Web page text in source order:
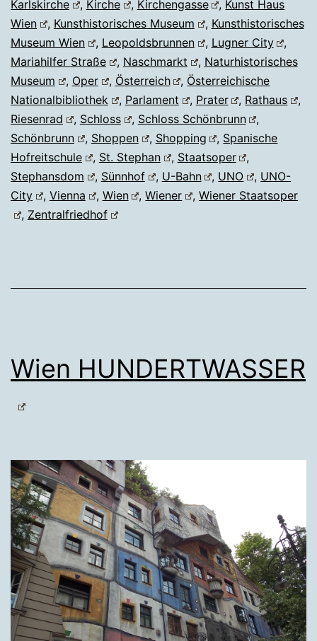
Karlskirche
, Kirche , Kirchengasse , Kunst Haus
Wien
, Kunsthistorisches Museum , Kunsthistorisches
Museum Wien
, Leopoldsbrunnen , Lugner City
,
Mariahilfer Straße
, Naschmarkt , Naturhistorisches
Museum
, Oper , Österreich , Österreichische
Nationalbibliothek
, Parlament , Prater , Rathaus
,
Riesenrad
, Schloss , Schloss Schönbrunn
,
Schönbrunn
, Shoppen , Shopping , Spanische
Hofreitschule
, St. Stephan , Staatsoper
,
Stephansdom
, Sünnhof , U-Bahn , UNO , UNO-
City
, Vienna , Wien ,Wiener ,Wiener Staatsoper
, Zentralfriedhof
Wien HUNDERTWASSER